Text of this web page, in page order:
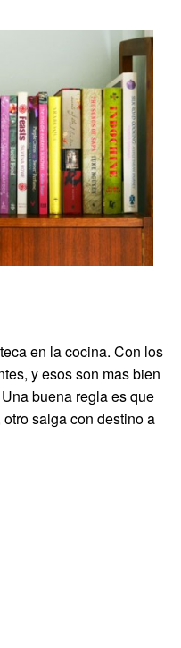
en la cocina. Con los
y esos son mas bien
buena regla es que
salga con destino a